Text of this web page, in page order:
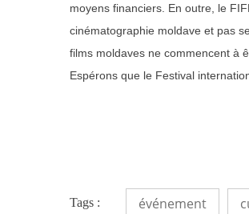
moyens financiers. En outre, le
cinématographie moldave et pas
films moldaves ne commencent à
Espérons que le Festival
Tags : événement